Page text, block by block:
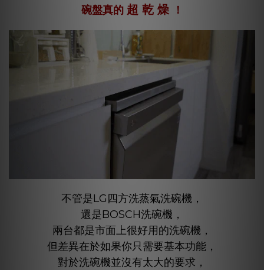
碗盤真的 超 乾 燥 ！
不管是LG四方洗蒸氣洗碗機，
還是BOSCH洗碗機，
兩台都是市面上很好用的洗碗機，
但差異在於如果你只需要基本功能，
對於洗碗機並沒有太大的要求，